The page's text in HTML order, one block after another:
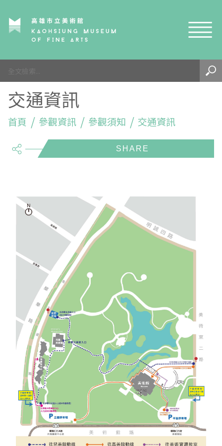
網站導覽
參觀資訊
參觀須知
開館時間
交通資訊
環境介紹
兒童美術館
藝術生態園區
高美館
兒童美術館
無障礙服務專區
易讀手冊
藝術之旅
高美書屋
Pasadena
Pinkoi 電商平台
展覽與活動
展覽資訊
徵件辦法
典藏與研究
典藏查詢
精選典藏
典藏圖檔申請
研究資源
藝術認證 / 百夜默讀 / 高雄ART青
南島當代記憶工程
視覺藝術影像資料庫
研究出版
線上書
藝術閱聽
雄雄藝見你│Podcast
時代之聲│Podcasts
典藏賞析│Podcasts
視覺影像資料庫│影音紀錄
藝術認證│高美館館刊
百夜藝術默讀│典藏閱讀
南島當代記憶工程│資料庫
典藏3D手上Run
線上展覽
珍珠—南方視野的女性藝術
多元史觀特藏室二部曲：南方作為衝撞之所
流於形式—梁任宏個展(1999-2024)
透景線：實境的疊隱與擴張
民・間
2022高雄獎
2021 TAKAO．台客．南方HUE：李俊賢
2021高雄獎
南方作為相遇之所
寓懷的行板：劉生容研究展
來自大地的祝福— 2019-2020典藏捐贈展
感知棲所— 關鍵典藏2019-2020
南方作為相遇之所
感動兔 高美特展
感動虎 高美特展
感動牛 高美特展
感動鼠 高美特展
線上學習資源
相遇在南方 - 教/學包
美術資源教室-手作課程
藝術遊戲號
畫想想‧想畫畫
尋寶高雄 - 校園推廣教材
關於我們
高美館
關於高美館/年報
關於館長
組織職掌
規劃傳承
高美館大事記
關於兒童美術館
藝術生態園區
高美之友
美術館會員
合作夥伴
EN TW
交通資訊
首頁 參觀資訊 參觀須知 交通資訊
share